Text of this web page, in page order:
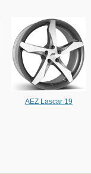
AEZ Lascar 19